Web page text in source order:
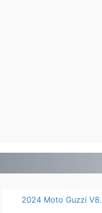
2024